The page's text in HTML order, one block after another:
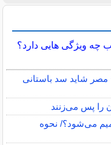
چه ویژگی هایی دارد؟
مصر شاید سد باستانی
را پس می‌زنند
می‌شود؟/ نحوه